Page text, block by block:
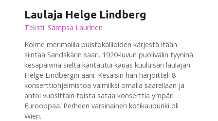
Laulaja Helge Lindberg
Teksti: Sampsa Laurinen
Kolme merimailia puistokallioiden kärjestä itään
siintää Sandskärin saari. 1920-luvun puolivälin tyyninä
kesäpäivinä sieltä kantautui kauas kuuluisan laulajan
Helge Lindbergin ääni. Kesäisin hän harjoitteli 8
konserttiohjelmistoa valmiiksi omalla saarellaan ja
antoi vuosittain toista sataa konserttia ympäri
Eurooppaa. Perheen varsinainen kotikaupunki oli
Wien.